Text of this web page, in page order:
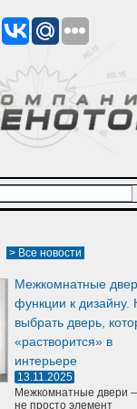
> Все новости
Межкомнатные
функции к дизайну.
выбрать дверь,
«растворится» в
интерьере
13.11.2025
Межкомнатные двери
не просто элемент